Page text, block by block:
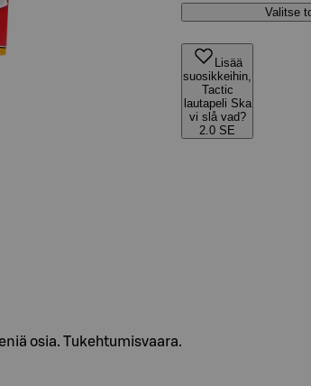
Valitse
Lisää
suosikkeihin,
Tactic
lautapeli Ska
vi slå vad?
2.0 SE
osia. Tukehtumisvaara.